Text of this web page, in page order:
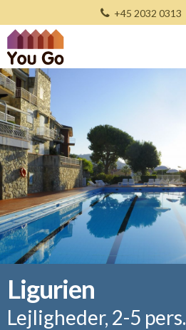
+45 2032 0313
Ligurien
Lejligheder, 2-5 pers.